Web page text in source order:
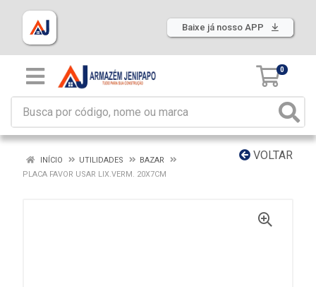
Baixe já nosso APP
0
VOLTAR
INÍCIO UTILIDADES
BAZAR
PLACA FAVOR USAR LIX.VERM. 20X7CM